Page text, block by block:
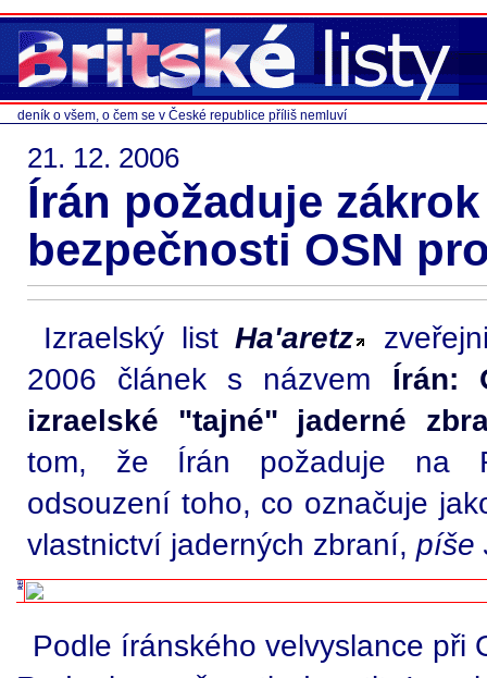
deník o všem, o čem se v České republice příliš nemluví
21. 12. 2006
Írán požaduje
bezpečnosti OSN
Izraelský listHa'aretz
2006 článek s názvem Írán:
izraelské "tajné" jaderné
tom, že Írán požaduje na
odsouzení toho, co označuje
vlastnictví jaderných zbraní, píše
Podle íránského velvyslance při